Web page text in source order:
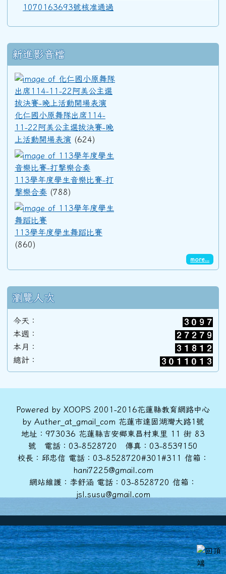
91學年度(92年6月)第33屆丙班
91學年度(92年6月)第33屆乙班
91學年度(92年6月)第33屆甲班
90學年度(91年6月)第32屆丙班
90學年度(91年6月)第32屆乙班
90學年度(91年6月)第32屆甲班
89學年度(90年6月)第31屆丙班
88學年度(89年6月)第30屆乙班
88學年度(89年6月)第30屆甲班
86學年度(87年6月)第28屆丙班
86學年度(87年6月)第28屆甲班
1070163693號核准通過
新進影音檔
化仁國小原舞隊出席114-
11-22阿美公主選拔決賽-晚
上活動開場表演 (624)
113學年度學生音樂比賽-打
擊樂合奏 (788)
113學年度學生舞蹈比賽
(860)
more...
瀏覽人次
今天：
本週：
本月：
總計：
頁尾區域內容
Powered by XOOPS 2001-2016花蓮縣教育網路中心
by Auther_at_gmail_com 花蓮市達固湖灣大路1號
地址：973036 花蓮縣吉安鄉東昌村東里 11 街 83
號 電話：03-8528720 傳真：03-8539150
校長：邱忠信 電話：03-8528720#301#311 信箱：
hani7225@gmail.com
網站維護：李舒涵 電話：03-8528720 信箱：
jsl.susu@gmail.com